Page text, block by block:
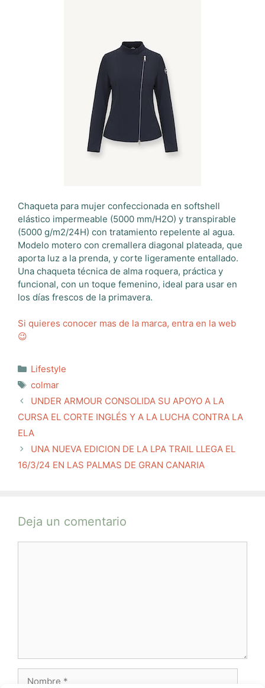
Chaqueta para mujer confeccionada en softshell
elástico impermeable (5000 mm/H2O) y transpirable
(5000 g/m2/24H) con tratamiento repelente al agua.
Modelo motero con cremallera diagonal plateada, que
aporta luz a la prenda, y corte ligeramente entallado.
Una chaqueta técnica de alma roquera, práctica y
funcional, con un toque femenino, ideal para usar en
los días frescos de la primavera.
Si quieres conocer mas de la marca, entra en la web
😉
Categorías
Lifestyle
Etiquetas
colmar
UNDER ARMOUR CONSOLIDA SU APOYO A LA
CURSA EL CORTE INGLÉS Y A LA LUCHA CONTRA LA
ELA
UNA NUEVA EDICION DE LA LPA TRAIL LLEGA EL
16/3/24 EN LAS PALMAS DE GRAN CANARIA
Deja un comentario